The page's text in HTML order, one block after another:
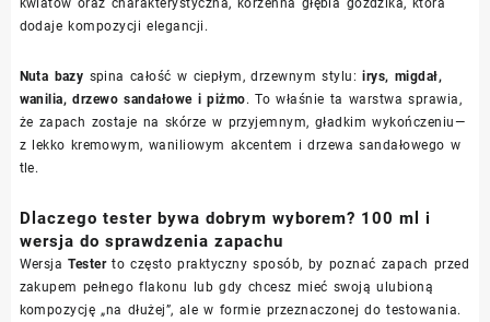
kwiatów oraz charakterystyczna, korzenna głębia goździka, która
dodaje kompozycji elegancji.
Nuta bazy spina całość w ciepłym, drzewnym stylu:irys, migdał,
wanilia, drzewo sandałowe i piżmo. To właśnie ta warstwa sprawia,
że zapach zostaje na skórze w przyjemnym, gładkim wykończeniu—
z lekko kremowym, waniliowym akcentem i drzewa sandałowego w
tle.
Dlaczego tester bywa dobrym wyborem? 100 ml i
wersja do sprawdzenia zapachu
WersjaTesterto często praktyczny sposób, by poznać zapach przed
zakupem pełnego flakonu lub gdy chcesz mieć swoją ulubioną
kompozycję „na dłużej”, ale w formie przeznaczonej do testowania.